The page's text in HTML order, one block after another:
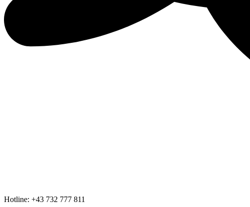
Hotline: +43 732 777 811